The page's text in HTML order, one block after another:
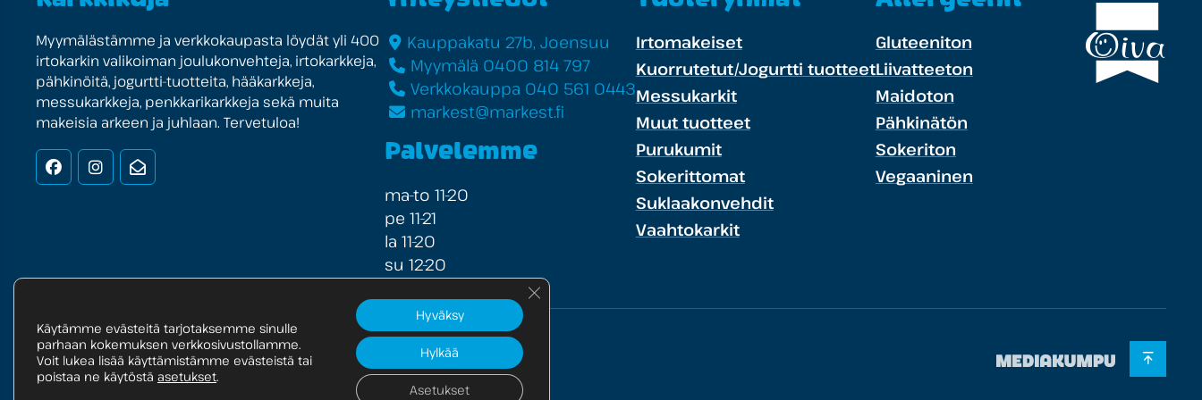
Myymälästämme ja verkkokaupasta löydät yli 400
irtokarkin valikoiman joulukonvehteja, irtokarkkeja,
pähkinöitä, jogurtti-tuotteita, hääkarkkeja,
messukarkkeja, penkkarikarkkeja sekä muita
makeisia arkeen ja juhlaan. Tervetuloa!
FacebookInstagramUutiskirje
Kauppakatu 27b, Joensuu
Myymälä 0400 814 797
Verkkokauppa 040 561 0443
markest@markest.fi
Palvelemme
ma-to 11-20
pe 11-21
la 11-20
su 12-20
Irtomakeiset
Kuorrutetut/Jogurtti tuotteet
Messukarkit
Muut tuotteet
Purukumit
Sokerittomat
Suklaakonvehdit
Vaahtokarkit
Gluteeniton
Liivatteeton
Maidoton
Pähkinätön
Sokeriton
Vegaaninen
© Copyright 2025 Markest Oy Tietosuojaseloste
Käytämme evästeitä tarjotaksemme sinulle
parhaan kokemuksen verkkosivustollamme.
Voit lukea lisää käyttämistämme evästeistä tai
poistaa ne käytöstä asetukset.
Hyväksy
Hylkää
Asetukset
Sulje evästebanneri